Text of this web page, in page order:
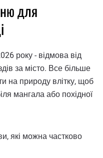
для
року - відмова від
за місто. Все більше
на природу влітку, щоб
мангала або похідної
які можна частково